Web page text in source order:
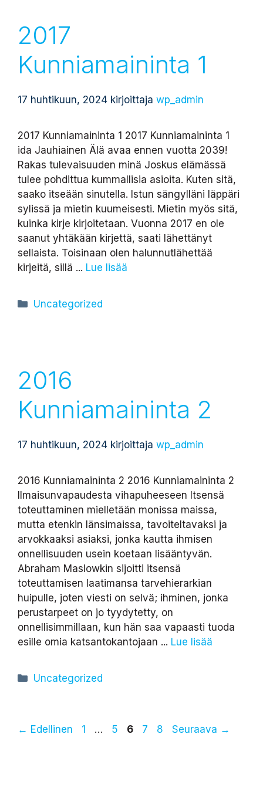
2017
Kunniamaininta 1
17 huhtikuun, 2024 kirjoittaja wp_admin
2017 Kunniamaininta 1 2017 Kunniamaininta 1
ida Jauhiainen Älä avaa ennen vuotta 2039!
Rakas tulevaisuuden minä Joskus elämässä
tulee pohdittua kummallisia asioita. Kuten sitä,
saako itseään sinutella. Istun sängylläni läppäri
sylissä ja mietin kuumeisesti. Mietin myös sitä,
kuinka kirje kirjoitetaan. Vuonna 2017 en ole
saanut yhtäkään kirjettä, saati lähettänyt
sellaista. Toisinaan olen halunnutlähettää
kirjeitä, sillä ... Lue lisää
Kategoriat
Uncategorized
2016
Kunniamaininta 2
17 huhtikuun, 2024 kirjoittaja wp_admin
2016 Kunniamaininta 2 2016 Kunniamaininta 2
Ilmaisunvapaudesta vihapuheeseen Itsensä
toteuttaminen mielletään monissa maissa,
mutta etenkin länsimaissa, tavoiteltavaksi ja
arvokkaaksi asiaksi, jonka kautta ihmisen
onnellisuuden usein koetaan lisääntyvän.
Abraham Maslowkin sijoitti itsensä
toteuttamisen laatimansa tarvehierarkian
huipulle, joten viesti on selvä; ihminen, jonka
perustarpeet on jo tyydytetty, on
onnellisimmillaan, kun hän saa vapaasti tuoda
esille omia katsantokantojaan ... Lue lisää
Kategoriat
Uncategorized
← Edellinen Sivu
1 … Sivu
5 Sivu
6 Sivu
7 Sivu
8 Seuraava →